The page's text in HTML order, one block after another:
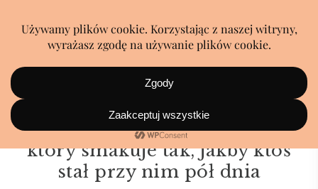
Wyjątkowo pożywny obiad,
który smakuje tak, jakby ktoś
stał przy nim pół dnia